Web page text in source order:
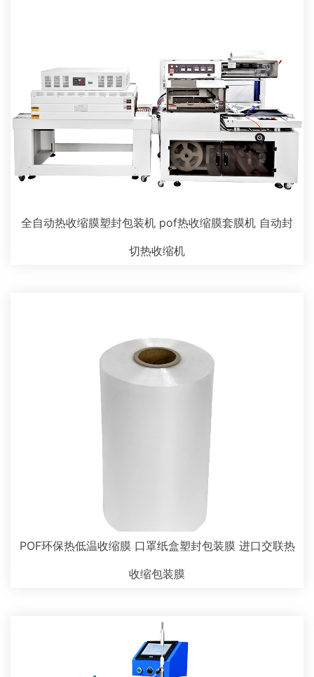
全自动热收缩膜塑封包装机 pof热收缩膜套膜机 自动封
切热收缩机
POF环保热低温收缩膜 口罩纸盒塑封包装膜 进口交联热
收缩包装膜